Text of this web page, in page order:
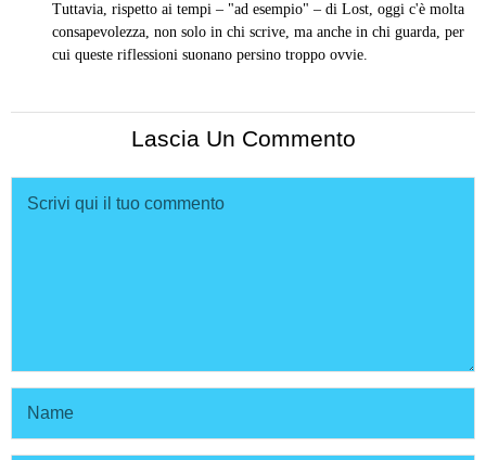
Tuttavia, rispetto ai tempi – "ad esempio" – di Lost, oggi c'è molta
consapevolezza, non solo in chi scrive, ma anche in chi guarda, per
cui queste riflessioni suonano persino troppo ovvie.
Lascia Un Commento